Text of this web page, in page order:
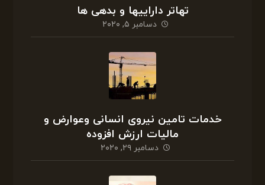
تهاتر داراییها و بدهی ها
دسامبر ۵, ۲۰۲۰
خدمات تامین نیروی انسانی وعوارض و
مالیات ارزش افزوده
دسامبر ۲۹, ۲۰۲۰